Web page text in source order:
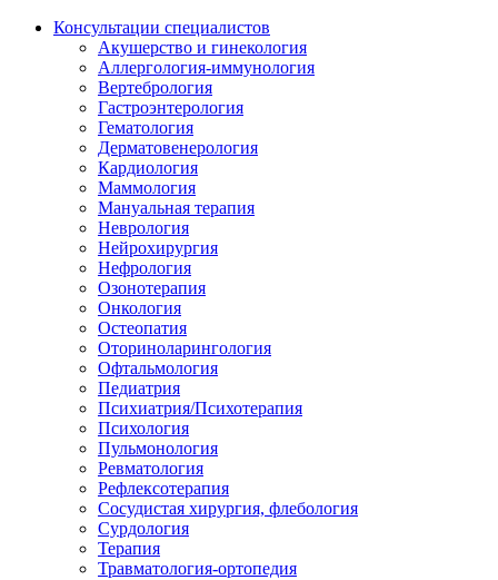
Консультации специалистов
Акушерство и гинекология
Аллергология-иммунология
Вертебрология
Гастроэнтерология
Гематология
Дерматовенерология
Кардиология
Маммология
Мануальная терапия
Неврология
Нейрохирургия
Нефрология
Озонотерапия
Онкология
Остеопатия
Оториноларингология
Офтальмология
Педиатрия
Психиатрия/Психотерапия
Психология
Пульмонология
Ревматология
Рефлексотерапия
Сосудистая хирургия, флебология
Сурдология
Терапия
Травматология-ортопедия